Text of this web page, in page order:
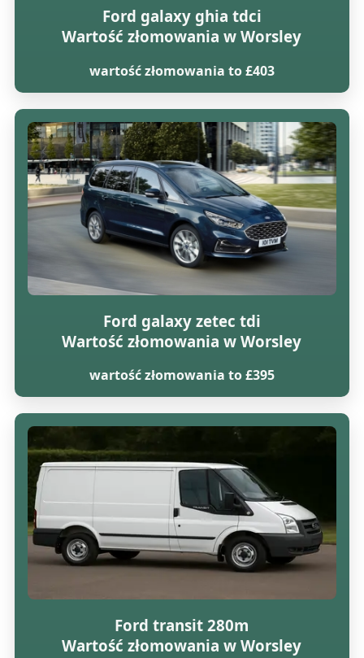
Ford galaxy ghia tdci
Wartość złomowania w Worsley
wartość złomowania to £403
Ford galaxy zetec tdi
Wartość złomowania w Worsley
wartość złomowania to £395
Ford transit 280m
Wartość złomowania w Worsley